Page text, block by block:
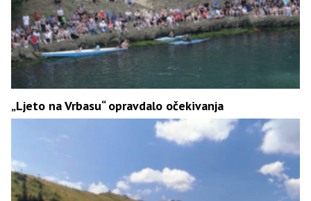
„Ljeto na Vrbasu“ opravdalo očekivanja